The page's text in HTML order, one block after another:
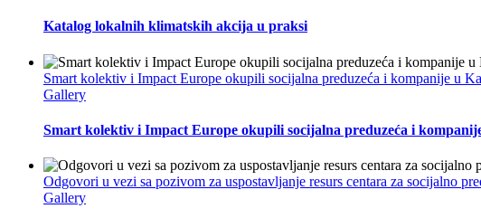
Katalog lokalnih klimatskih akcija u praksi
Smart kolektiv i Impact Europe okupili socijalna preduzeća i kompanije u
Gallery
Smart kolektiv i Impact Europe okupili socijalna preduzeća i
Odgovori u vezi sa pozivom za uspostavljanje resurs centara za socijalno
Gallery